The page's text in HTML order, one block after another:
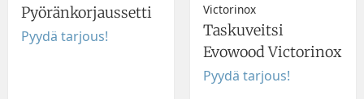
Pyöränkorjaussetti
Pyydä tarjous!
Victorinox
Taskuveitsi
Evowood Victorinox
Pyydä tarjous!